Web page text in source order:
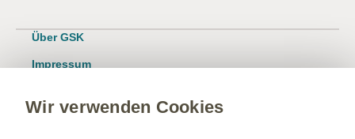
Über GSK
Impressum
Wir verwenden Cookies